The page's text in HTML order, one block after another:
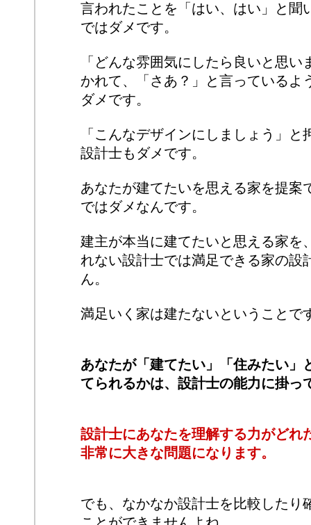
言われたことを「はい、はい」と聞
ではダメです。
「どんな雰囲気にしたら良いと思い
かれて、「さあ？」と言っているよ
ダメです。
「こんなデザインにしましょう」と
設計士もダメです。
あなたが建てたいを思える家を提案
ではダメなんです。
建主が本当に建てたいと思える家を
れない設計士では満足できる家の設
ん。
満足いく家は建たないということで
あなたが「建てたい」「住みたい」
てられるかは、設計士の能力に掛っ
設計士にあなたを理解する力がどれ
非常に大きな問題になります。
でも、なかなか設計士を比較したり